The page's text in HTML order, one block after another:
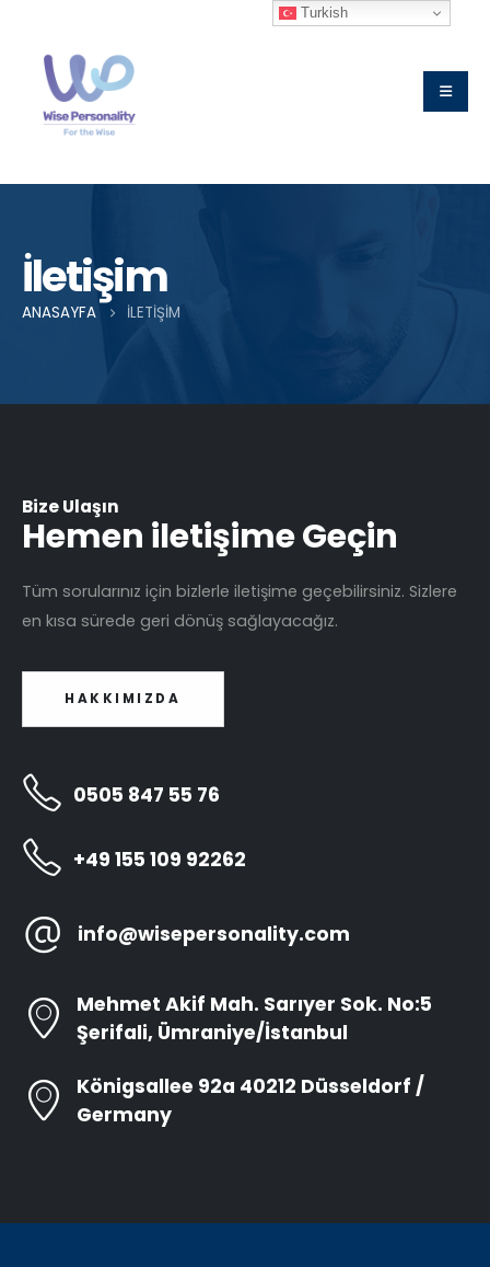
İletişim
ANASAYFA İLETIŞIM
Bize Ulaşın
Hemen iletişime Geçin
Tüm sorularınız için bizlerle iletişime geçebilirsiniz. Sizlere
en kısa sürede geri dönüş sağlayacağız.
HAKKIMIZDA
0505 847 55 76
+49 155 109 92262
info@wisepersonality.com
Mehmet Akif Mah. Sarıyer Sok. No:5
Şerifali, Ümraniye/İstanbul
Königsallee 92a 40212 Düsseldorf /
Germany
Turkish